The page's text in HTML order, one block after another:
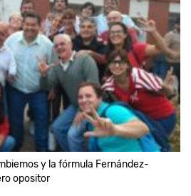
y la fórmula Fernández-
opositor